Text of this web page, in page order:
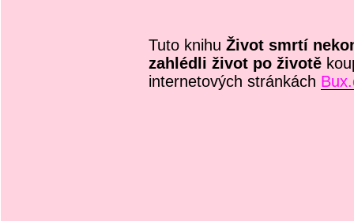
Tuto knihu Život smrtí
zahlédli život po životě
internetových stránkách